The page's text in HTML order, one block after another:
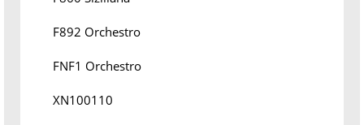
F892 Orchestro
FNF1 Orchestro
XN100110